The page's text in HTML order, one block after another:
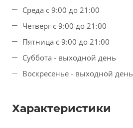
Среда с 9:00 до 21:00
Четверг с 9:00 до 21:00
Пятница с 9:00 до 21:00
Суббота - выходной день
Воскресенье - выходной день
Характеристики